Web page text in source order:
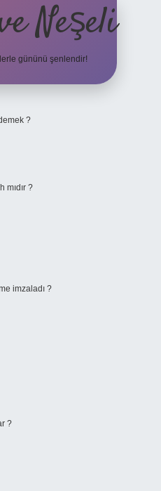
Neşeli
gününü şenlendir!
?
mıdır ?
imzaladı ?
?